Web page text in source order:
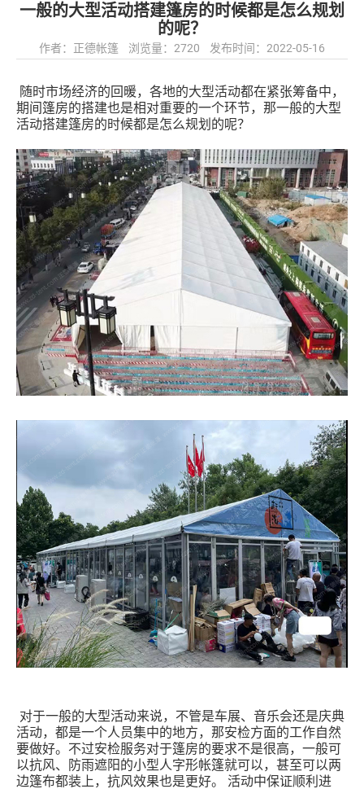
一般的大型活动搭建篷房的时候都是怎么规划
的呢？
作者：正德帐篷 浏览量：2720 发布时间：2022-05-16
随时市场经济的回暖，各地的大型活动都在紧张筹备中，
期间篷房的搭建也是相对重要的一个环节，那一般的大型
活动搭建篷房的时候都是怎么规划的呢？
对于一般的大型活动来说，不管是车展、音乐会还是庆典
活动，都是一个人员集中的地方，那安检方面的工作自然
要做好。不过安检服务对于篷房的要求不是很高，一般可
以抗风、防雨遮阳的小型人字形帐篷就可以，甚至可以两
边篷布都装上，抗风效果也是更好。 活动中保证顺利进